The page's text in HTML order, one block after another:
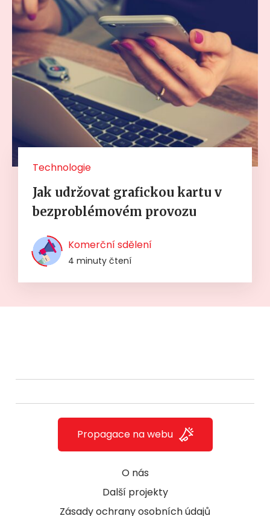
Technologie
Jak udržovat grafickou kartu v
bezproblémovém provozu
Komerční sdělení
4 minuty čtení
O nás
Další projekty
Zásady ochrany osobních údajů
Propagace na webu